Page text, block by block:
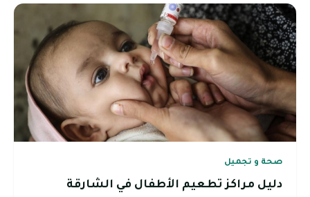
صحة و تجميل
دليل مراكز تطعيم الأطفال في الشارقة